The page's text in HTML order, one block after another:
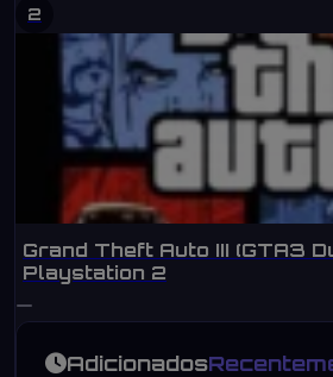
2
Grand Theft Auto III (GTA3
Playstation 2
Adicionados